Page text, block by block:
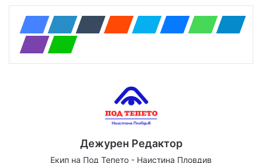
Дежурен Редактор
Екип на Под Тепето - Наистина Пловдив